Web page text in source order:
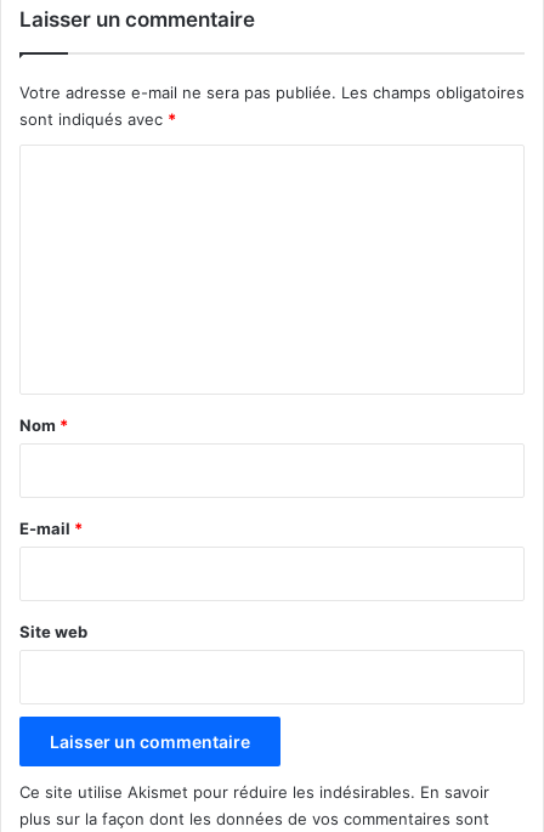
Laisser un commentaire
Votre adresse e-mail ne sera pas publiée. Les champs obligatoires
sont indiqués avec *
a
e
Nom *
E-mail *
Site web
Ce site utilise Akismet pour réduire les indésirables. En savoir
plus sur la façon dont les données de vos commentaires sont